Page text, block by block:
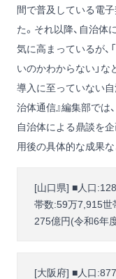
間で普及している電
た。それ以降、自治体
気に高まっているが、
いのかわからない」
導入に至っていない自
治体通信』編集部では
自治体による鼎談を
用後の具体的な成果な
[山口県] ■人口
帯数:59万7,915世
275億円(令和6年
[大阪府] ■人口